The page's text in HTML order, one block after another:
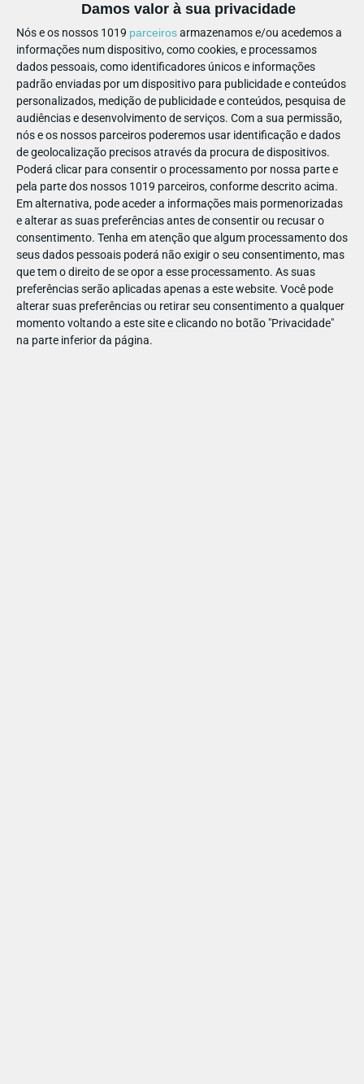
Damos valor à sua privacidade
Nós e os nossos 1019 parceirosarmazenamos e/ou acedemos a
informações num dispositivo, como cookies, e processamos
dados pessoais, como identificadores únicos e informações
padrão enviadas por um dispositivo para publicidade e conteúdos
personalizados, medição de publicidade e conteúdos, pesquisa de
audiências e desenvolvimento de serviços. Com a sua permissão,
nós e os nossos parceiros poderemos usar identificação e dados
de geolocalização precisos através da procura de dispositivos.
Poderá clicar para consentir o processamento por nossa parte e
pela parte dos nossos 1019 parceiros, conforme descrito acima.
Em alternativa, pode aceder a informações mais pormenorizadas
e alterar as suas preferências antes de consentir ou recusar o
consentimento. Tenha em atenção que algum processamento dos
seus dados pessoais poderá não exigir o seu consentimento, mas
que tem o direito de se opor a esse processamento. As suas
preferências serão aplicadas apenas a este website. Você pode
alterar suas preferências ou retirar seu consentimento a qualquer
momento voltando a este site e clicando no botão "Privacidade"
na parte inferior da página.
PARTILHAR ESTE ARTIGO
Também lhe pode interessar